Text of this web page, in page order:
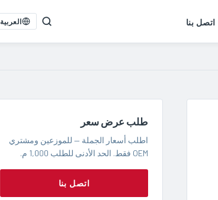
اتصل بنا العربية
طلب عرض سعر
اطلب أسعار الجملة — للموزعين ومشتري
OEM فقط. الحد الأدنى للطلب 1,000 م.
اتصل بنا